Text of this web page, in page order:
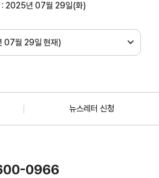
: 2025년 07월 29일(화)
07월 29일 현재)
뉴스레터 신청
0966